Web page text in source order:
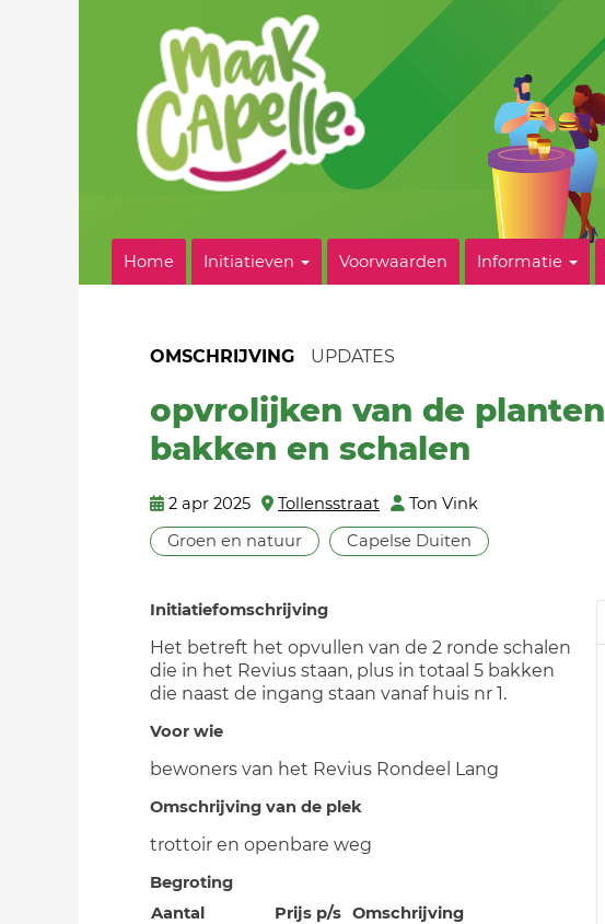
Home Initiatieven Voorwaarden Informatie
OMSCHRIJVING UPDATES
opvrolijken van de planten
bakken en schalen
2 apr 2025 Tollensstraat
Ton Vink
Groen en natuur
Capelse Duiten
Initiatiefomschrijving
Het betreft het opvullen van de 2 ronde schalen
die in het Revius staan, plus in totaal 5 bakken
die naast de ingang staan vanaf huis nr 1.
Voor wie
bewoners van het Revius Rondeel Lang
Omschrijving van de plek
trottoir en openbare weg
Begroting
Aantal
Prijs p/s Omschrijving